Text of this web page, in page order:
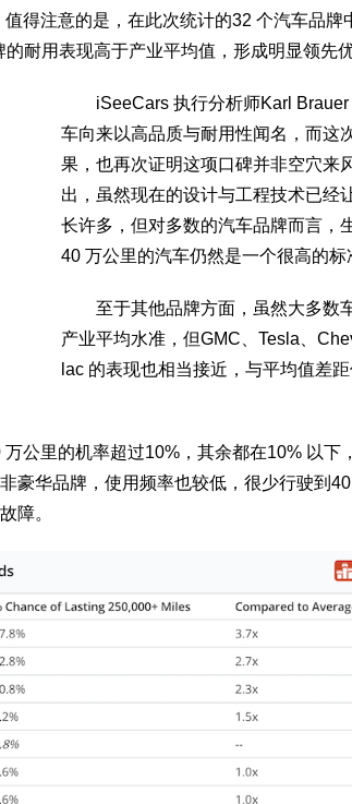
得注意的是，在此次统计的32 个汽车品牌
耐用表现高于产业平均值，形成明显领先优
iSeeCars 执行分析师Karl Brauer
车向来以高品质与耐用性闻名，而这
果，也再次证明这项口碑并非空穴来
出，虽然现在的设计与工程技术已经
长许多，但对多数的汽车品牌而言，
40 万公里的汽车仍然是一个很高的标
至于其他品牌方面，虽然大多数
产业平均水准，但GMC、Tesla、
lac 的表现也相当接近，与平均值差
里的机率超过10%，其余都在10% 以下
豪华品牌，使用频率也较低，很少行驶到
障。